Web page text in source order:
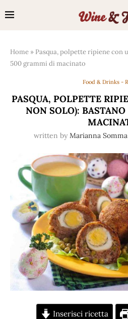
Home » Pasqua, polpette ripiene con
500 grammi di macinato
Food & Drinks -
PASQUA, POLPETTE
NON SOLO):
written by Marianna Somma
Inserisci ricetta